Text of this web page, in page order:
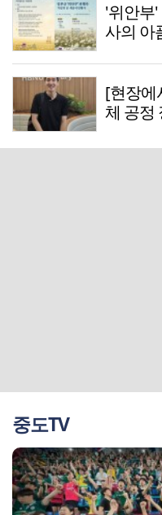
'위안부
사의 아
[현장에
체 공정
중도TV